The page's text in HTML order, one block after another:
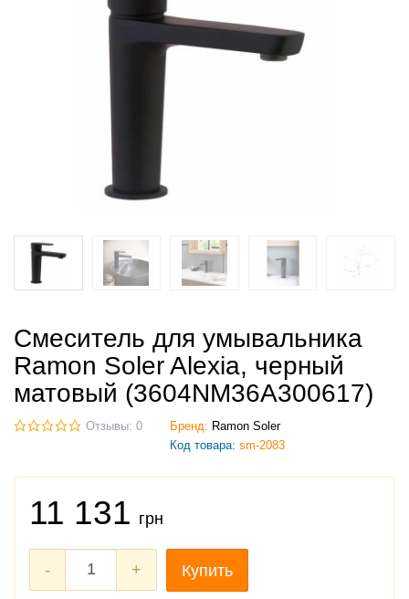
Смеситель для умывальника
Ramon Soler Alexia, черный
матовый (3604NM36A300617)
Отзывы: 0 Бренд: Ramon Soler
Код товара: sm-2083
11 131 грн
- + Купить